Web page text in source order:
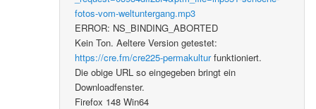
fotos-vom-weltuntergang.mp3
ERROR: NS_BINDING_ABORTED
Kein Ton. Aeltere Version getestet:
https://cre.fm/cre225-permakulturfunktioniert.
Die obige URL so eingegeben bringt ein
Downloadfenster.
Firefox 148 Win64